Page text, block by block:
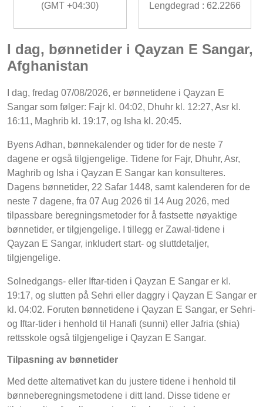
(GMT +04:30)
Lengdegrad : 62.2266
I dag, bønnetider i Qayzan E Sangar,
Afghanistan
I dag, fredag 07/08/2026, er bønnetidene i Qayzan E
Sangar som følger: Fajr kl. 04:02, Dhuhr kl. 12:27, Asr kl.
16:11, Maghrib kl. 19:17, og Isha kl. 20:45.
Byens Adhan, bønnekalender og tider for de neste 7
dagene er også tilgjengelige. Tidene for Fajr, Dhuhr, Asr,
Maghrib og Isha i Qayzan E Sangar kan konsulteres.
Dagens bønnetider, 22 Safar 1448, samt kalenderen for de
neste 7 dagene, fra 07 Aug 2026 til 14 Aug 2026, med
tilpassbare beregningsmetoder for å fastsette nøyaktige
bønnetider, er tilgjengelige. I tillegg er Zawal-tidene i
Qayzan E Sangar, inkludert start- og sluttdetaljer,
tilgjengelige.
Solnedgangs- eller Iftar-tiden i Qayzan E Sangar er kl.
19:17, og slutten på Sehri eller daggry i Qayzan E Sangar er
kl. 04:02. Foruten bønnetidene i Qayzan E Sangar, er Sehri-
og Iftar-tider i henhold til Hanafi (sunni) eller Jafria (shia)
rettsskole også tilgjengelige i Qayzan E Sangar.
Tilpasning av bønnetider
Med dette alternativet kan du justere tidene i henhold til
bønneberegningsmetodene i ditt land. Disse tidene er